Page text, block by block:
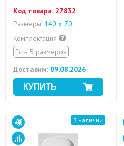
Код товара: 27832
Размеры: 140 х 70
Комплектация
Есть 5 размеров
Доставим: 09.08.2026
В наличии